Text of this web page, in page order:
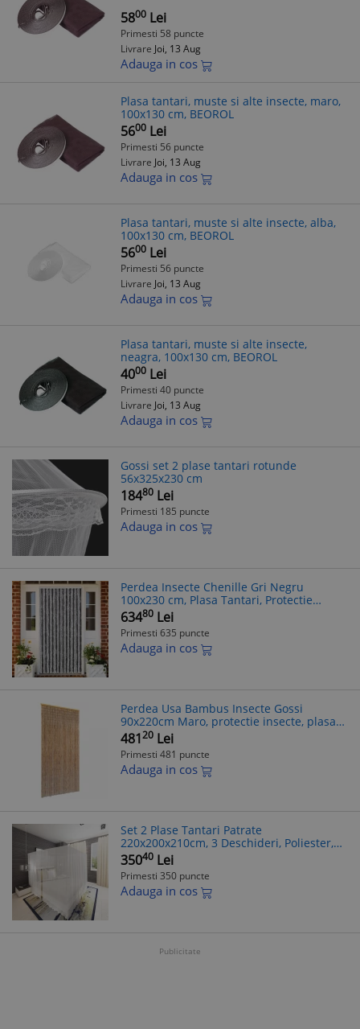
5800 Lei
Primesti 58 puncte
Livrare Joi, 13 Aug
Adauga in cos
Plasa tantari, muste si alte insecte, maro,
100x130 cm, BEOROL
5600 Lei
Primesti 56 puncte
Livrare Joi, 13 Aug
Adauga in cos
Plasa tantari, muste si alte insecte, alba,
100x130 cm, BEOROL
5600 Lei
Primesti 56 puncte
Livrare Joi, 13 Aug
Adauga in cos
Plasa tantari, muste si alte insecte,
neagra, 100x130 cm, BEOROL
4000 Lei
Primesti 40 puncte
Livrare Joi, 13 Aug
Adauga in cos
Gossi set 2 plase tantari rotunde
56x325x230 cm
18480 Lei
Primesti 185 puncte
Adauga in cos
Perdea Insecte Chenille Gri Negru
100x230 cm, Plasa Tantari, Protectie
Insecte, Usor de Curatat
63480 Lei
Primesti 635 puncte
Adauga in cos
Perdea Usa Bambus Insecte Gossi
90x220cm Maro, protectie insecte, plasa
tantari
48120 Lei
Primesti 481 puncte
Adauga in cos
Set 2 Plase Tantari Patrate
220x200x210cm, 3 Deschideri, Poliester,
Albe, Protectie Insecte
35040 Lei
Primesti 350 puncte
Adauga in cos
Publicitate